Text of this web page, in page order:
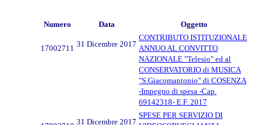
Numero Data Oggetto
17002711 31 Dicembre 2017
CONTRIBUTO ISTITUZIONALE
ANNUO AL CONVITTO
NAZIONALE "Telesio" ed al
CONSERVATORIO di MUSICA
"S.Giacomantonio" di COSENZA
-Impegno di spesa -Cap.
69142318- E.F. 2017
31 Dicembre 2017
SPESE PER SERVIZIO DI